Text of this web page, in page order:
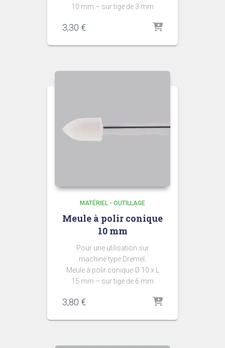
10 mm – sur tige de 3 mm
3,30 €
MATÉRIEL - OUTILLAGE
Meule à polir conique
10 mm
Pour une utilisation sur
machine type Dremel.
Meule à polir conique Ø 10 x L
15 mm – sur tige de 6 mm
3,80 €